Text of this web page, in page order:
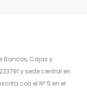
Bancos, Cajas y
y sede central en
con el Nº 5 en el